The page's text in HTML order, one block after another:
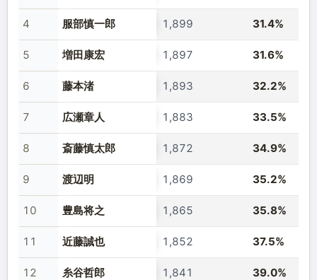
4 服部慎一郎 1,899 31.4%
5 増田康宏 1,897 31.6%
6 藤本渚 1,893 32.2%
7 広瀬章人 1,883 33.5%
8 斎藤慎太郎 1,872 34.9%
9 渡辺明 1,869 35.2%
10 豊島将之 1,865 35.8%
11 近藤誠也 1,852 37.5%
12 糸谷哲郎 1,841 39.0%